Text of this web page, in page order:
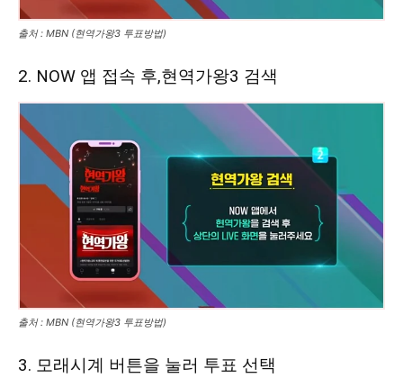
출처 : MBN (현역가왕3 투표방법)
2. NOW 앱 접속 후,현역가왕3 검색
출처 : MBN (현역가왕3 투표방법)
3. 모래시계 버튼을 눌러 투표 선택